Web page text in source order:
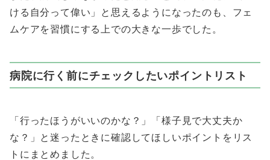
ける自分って偉い」と思えるようになったのも、フェ
ムケアを習慣にする上での大きな一歩でした。
病院に行く前にチェックしたいポイントリスト
「行ったほうがいいのかな？」「様子見で大丈夫か
な？」と迷ったときに確認してほしいポイントをリス
トにまとめました。